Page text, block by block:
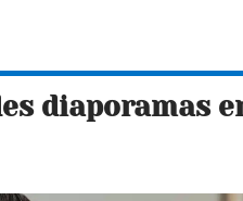
diaporamas